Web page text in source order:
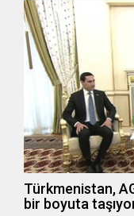
Türkmenistan,
bir boyuta